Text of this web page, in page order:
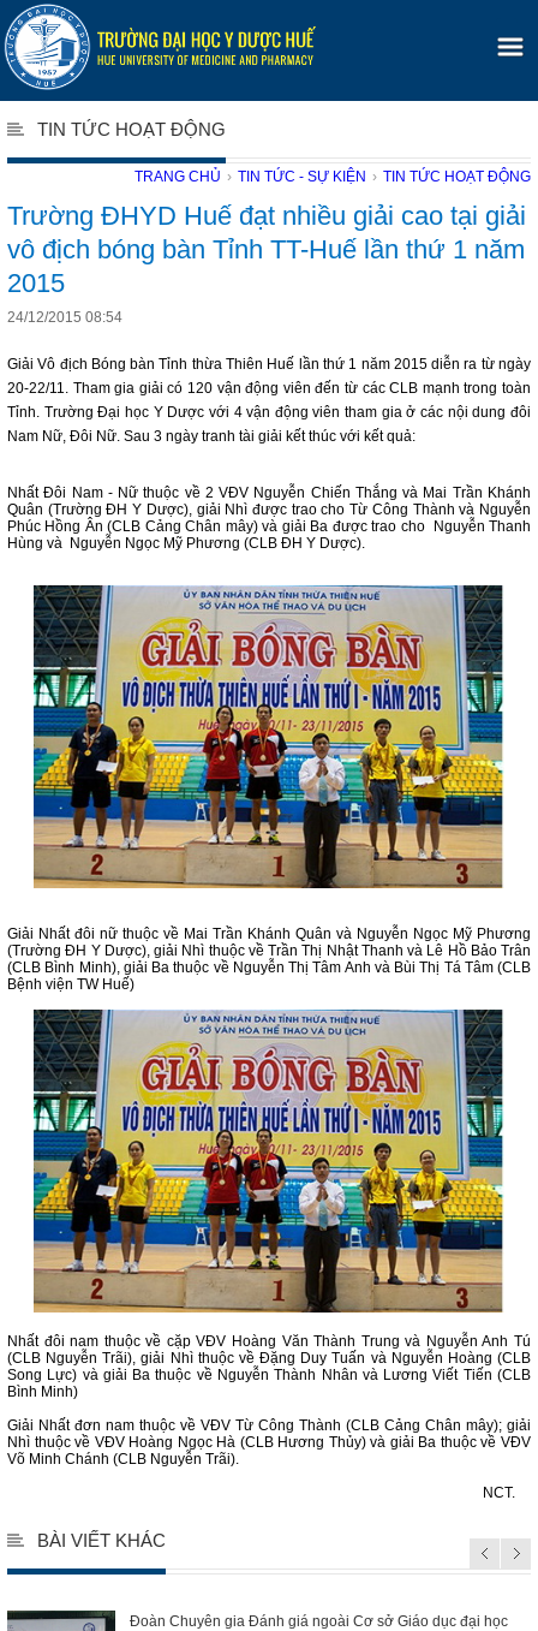
TIN TỨC HOẠT ĐỘNG
TRANG CHỦ › TIN TỨC - SỰ KIỆN › TIN TỨC HOẠT ĐỘNG
Trường ĐHYD Huế đạt nhiều giải cao tại giải
vô địch bóng bàn Tỉnh TT-Huế lần thứ 1 năm
2015
24/12/2015 08:54
Giải Vô địch Bóng bàn Tỉnh thừa Thiên Huế lần thứ 1 năm 2015 diễn ra từ ngày
20-22/11. Tham gia giải có 120 vận động viên đến từ các CLB mạnh trong toàn
Tỉnh. Trường Đại học Y Dược với 4 vận động viên tham gia ở các nội dung đôi
Nam Nữ, Đôi Nữ. Sau 3 ngày tranh tài giải kết thúc với kết quả:
Nhất Đôi Nam - Nữ thuộc về 2 VĐV Nguyễn Chiến Thắng và Mai Trần Khánh
Quân (Trường ĐH Y Dược), giải Nhì được trao cho Từ Công Thành và Nguyễn
Phúc Hồng Ân (CLB Cảng Chân mây) và giải Ba được trao cho Nguyễn Thanh
Hùng và Nguyễn Ngọc Mỹ Phương (CLB ĐH Y Dược).
Giải Nhất đôi nữ thuộc về Mai Trần Khánh Quân và Nguyễn Ngọc Mỹ Phương
(Trường ĐH Y Dược), giải Nhì thuộc về Trần Thị Nhật Thanh và Lê Hồ Bảo Trân
(CLB Bình Minh), giải Ba thuộc về Nguyễn Thị Tâm Anh và Bùi Thị Tá Tâm (CLB
Bệnh viện TW Huế)
Nhất đôi nam thuộc về cặp VĐV Hoàng Văn Thành Trung và Nguyễn Anh Tú
(CLB Nguyễn Trãi), giải Nhì thuộc về Đặng Duy Tuấn và Nguyễn Hoàng (CLB
Song Lực) và giải Ba thuộc về Nguyễn Thành Nhân và Lương Viết Tiến (CLB
Bình Minh)
Giải Nhất đơn nam thuộc về VĐV Từ Công Thành (CLB Cảng Chân mây); giải
Nhì thuộc về VĐV Hoàng Ngọc Hà (CLB Hương Thủy) và giải Ba thuộc về VĐV
Võ Minh Chánh (CLB Nguyễn Trãi).
NCT.
BÀI VIẾT KHÁC
Đoàn Chuyên gia Đánh giá ngoài Cơ sở Giáo dục đại học